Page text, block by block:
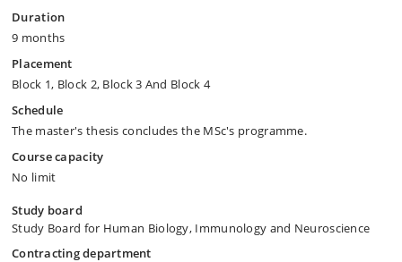
Duration
9 months
Placement
Block 1, Block 2, Block 3 And Block 4
Schedule
The master's thesis concludes the MSc's programme.
Course capacity
No limit
Study board
Study Board for Human Biology, Immunology and Neuroscience
Contracting department